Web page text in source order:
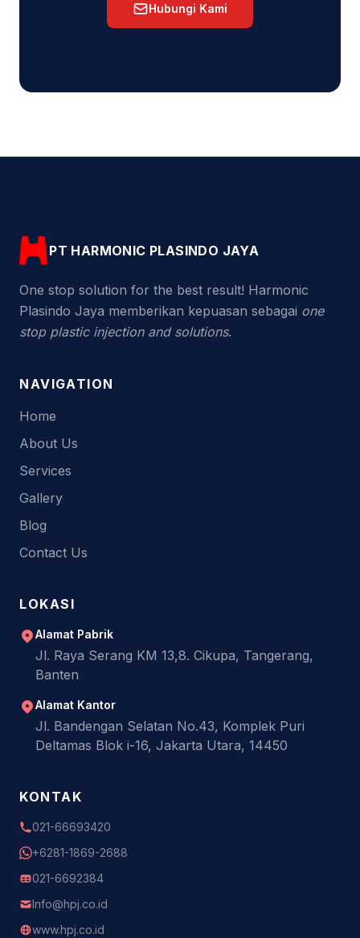
Hubungi Kami
PT HARMONIC PLASINDO JAYA
One stop solution for the best result! Harmonic
Plasindo Jaya memberikan kepuasan sebagai one
stop plastic injection and solutions.
NAVIGATION
Home
About Us
Services
Gallery
Blog
Contact Us
LOKASI
Alamat Pabrik
Jl. Raya Serang KM 13,8. Cikupa, Tangerang,
Banten
Alamat Kantor
Jl. Bandengan Selatan No.43, Komplek Puri
Deltamas Blok i-16, Jakarta Utara, 14450
KONTAK
021-66693420
+6281-1869-2688
021-6692384
Info@hpj.co.id
www.hpj.co.id